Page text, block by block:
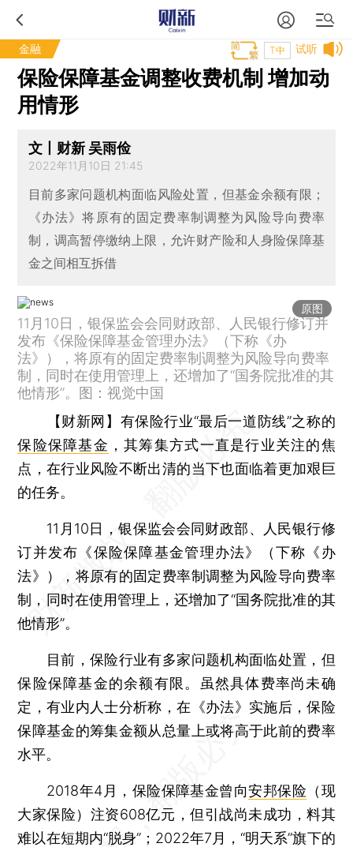
金融 试听
T中
保险保障基金调整收费机制 增加动
用情形
文丨财新 吴雨俭
2022年11月10日 21:45
目前多家问题机构面临风险处置，但基金余额有限；
《办法》将原有的固定费率制调整为风险导向费率
制，调高暂停缴纳上限，允许财产险和人身险保障基
金之间相互拆借
原图
11月10日，银保监会会同财政部、人民银行修订并
发布《保险保障基金管理办法》（下称《办
法》），将原有的固定费率制调整为风险导向费率
制，同时在使用管理上，还增加了“国务院批准的其
他情形”。图：视觉中国
【财新网】 有保险行业“最后一道防线”之称的
保险保障基金 ，其筹集方式一直是行业关注的焦
点，在行业风险不断出清的当下也面临着更加艰巨
的任务。
11月10日，银保监会会同财政部、人民银行修
订并发布《保险保障基金管理办法》（下称《办
法》），将原有的固定费率制调整为风险导向费率
制，同时在使用管理上，还增加了“国务院批准的其
他情形”。
目前，保险行业有多家问题机构面临处置，但
保险保障基金的余额有限。虽然具体费率尚未确
定，有业内人士分析称，在《办法》实施后，保险
保障基金的筹集金额从总量上或将高于此前的费率
水平。
2018年4月，保险保障基金曾向安邦保险 （现
大家保险）注资608亿元，但引战尚未成功，料其
难以在短期内“脱身”；2022年7月，“明天系”旗下的